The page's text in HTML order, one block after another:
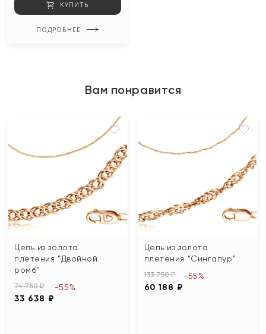
КУПИТЬ
ПОДРОБНЕЕ
Вам понравится
Цепь из золота
плетения "Двойной
ромб"
74 750 ₽
33 638 ₽
-55%
Цепь из золота
плетения "Сингапур"
133 750 ₽
60 188 ₽
-55%